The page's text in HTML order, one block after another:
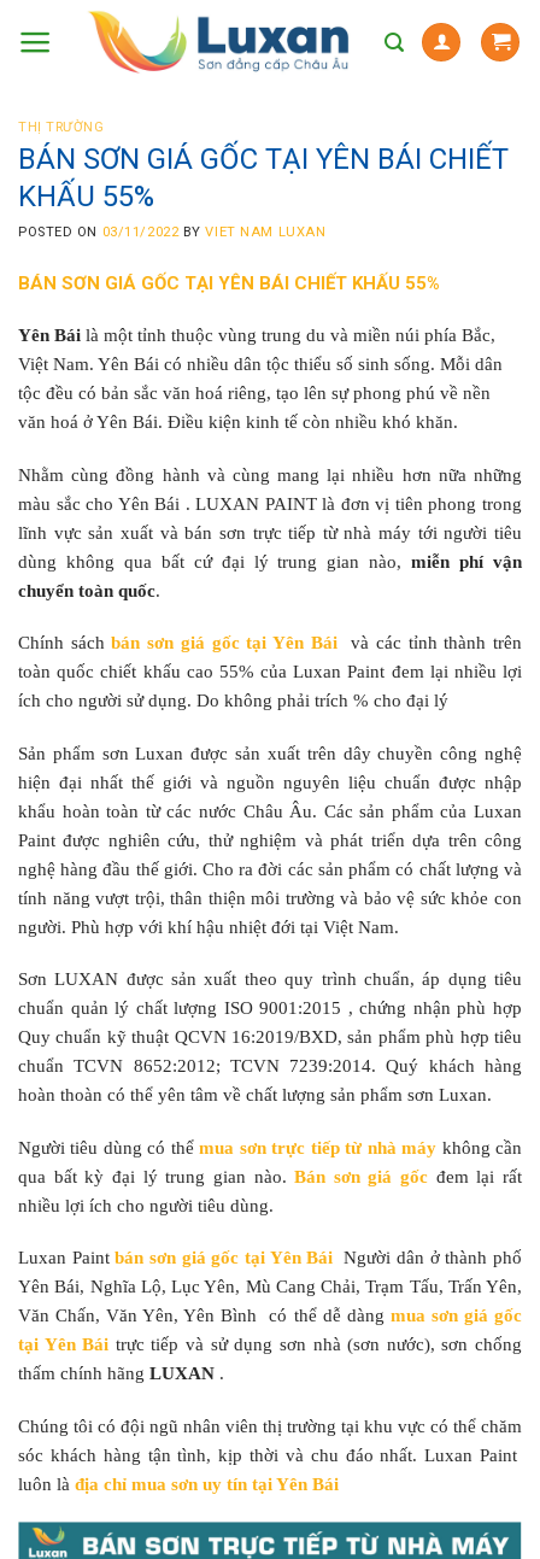
THỊ TRƯỜNG
BÁN SƠN GIÁ GỐC TẠI YÊN BÁI CHIẾT
KHẤU 55%
POSTED ON 03/11/2022 BYVIET NAM LUXAN
BÁN SƠN GIÁ GỐC TẠI YÊN BÁI CHIẾT KHẤU 55%
Yên Bái là một tỉnh thuộc vùng trung du và miền núi phía Bắc,
Việt Nam. Yên Bái có nhiều dân tộc thiểu số sinh sống. Mỗi dân
tộc đều có bản sắc văn hoá riêng, tạo lên sự phong phú về nền
văn hoá ở Yên Bái. Điều kiện kinh tế còn nhiều khó khăn.
Nhằm cùng đồng hành và cùng mang lại nhiều hơn nữa những
màu sắc cho Yên Bái . LUXAN PAINT là đơn vị tiên phong trong
lĩnh vực sản xuất và bán sơn trực tiếp từ nhà máy tới người tiêu
dùng không qua bất cứ đại lý trung gian nào,miễn phí vận
chuyển toàn quốc.
Chính sáchbán sơn giá gốc tại Yên Báivà các tỉnh thành trên
toàn quốc chiết khấu cao 55% của Luxan Paint đem lại nhiều lợi
ích cho người sử dụng. Do không phải trích % cho đại lý
Sản phẩm sơn Luxan được sản xuất trên dây chuyền công nghệ
hiện đại nhất thế giới và nguồn nguyên liệu chuẩn được nhập
khẩu hoàn toàn từ các nước Châu Âu. Các sản phẩm của Luxan
Paint được nghiên cứu, thử nghiệm và phát triển dựa trên công
nghệ hàng đầu thế giới. Cho ra đời các sản phẩm có chất lượng và
tính năng vượt trội, thân thiện môi trường và bảo vệ sức khỏe con
người. Phù hợp với khí hậu nhiệt đới tại Việt Nam.
Sơn LUXAN được sản xuất theo quy trình chuẩn, áp dụng tiêu
chuẩn quản lý chất lượng ISO 9001:2015 , chứng nhận phù hợp
Quy chuẩn kỹ thuật QCVN 16:2019/BXD, sản phẩm phù hợp tiêu
chuẩn TCVN 8652:2012; TCVN 7239:2014. Quý khách hàng
hoàn thoàn có thể yên tâm về chất lượng sản phẩm sơn Luxan.
Người tiêu dùng có thểmua sơn trực tiếp từ nhà máy không cần
qua bất kỳ đại lý trung gian nào.Bán sơn giá gốc đem lại rất
nhiều lợi ích cho người tiêu dùng.
Luxan Paintbán sơn giá gốc tại Yên Bái Người dân ở thành phố
Yên Bái, Nghĩa Lộ, Lục Yên, Mù Cang Chải, Trạm Tấu, Trấn Yên,
Văn Chấn, Văn Yên, Yên Bình có thể dễ dàng mua sơn giá gốc
tại Yên Bái trực tiếp và sử dụng sơn nhà (sơn nước), sơn chống
thấm chính hãng LUXAN .
Chúng tôi có đội ngũ nhân viên thị trường tại khu vực có thể chăm
sóc khách hàng tận tình, kịp thời và chu đáo nhất. Luxan Paint
luôn là địa chỉ mua sơn uy tín tại Yên Bái